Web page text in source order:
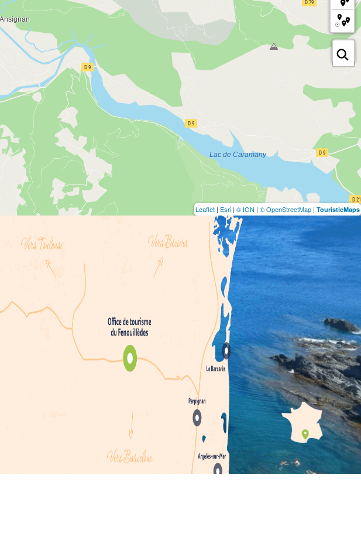
Leaflet | Esri | © IGN | © OpenStreetMap | TouristicMaps